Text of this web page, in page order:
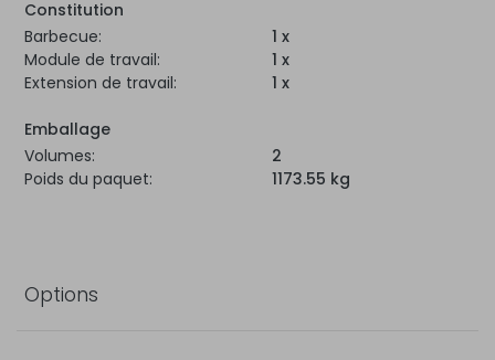
Constitution
Barbecue:
1 x
Module de travail:
1 x
Extension de travail:
1 x
Emballage
Volumes:
2
Poids du paquet:
1173.55 kg
Options